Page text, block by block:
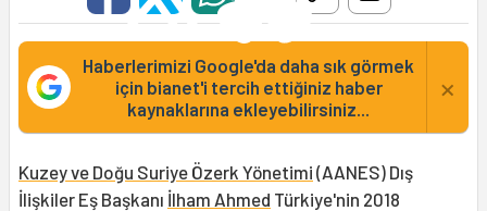
Haberlerimizi Google'da daha sık görmek
için bianet'i tercih ettiğiniz haber
kaynaklarına ekleyebilirsiniz...
×
Kuzey ve Doğu Suriye Özerk Yönetimi (AANES) Dış
İlişkiler Eş Başkanı İlham Ahmed Türkiye'nin 2018